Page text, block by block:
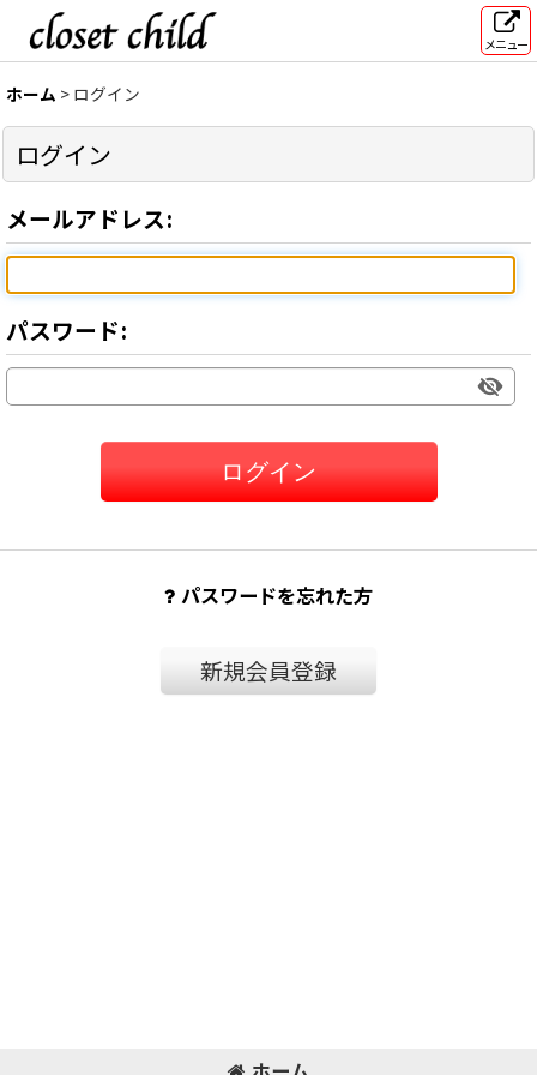
メニュー
ホーム > ログイン
ログイン
メールアドレス:
パスワード:
ログイン
パスワードを忘れた方
新規会員登録